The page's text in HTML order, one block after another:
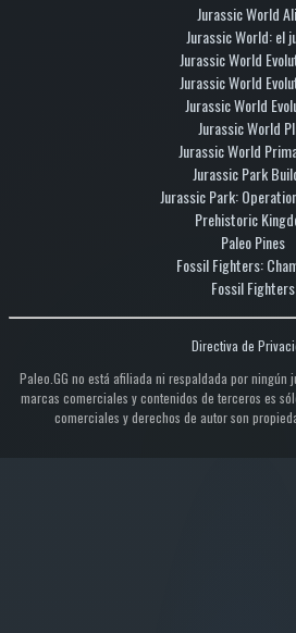
Jurassic World
Jurassic World: el
Jurassic World
Jurassic World
Jurassic World
Jurassic World
Jurassic World
Jurassic Park
Jurassic Park:
Prehistoric
Paleo Pines
Fossil Fighters:
Fossil Fighters
Paleo.GG no está afiliada ni respaldada por ningún
marcas comerciales y contenidos de terceros es
comerciales y derechos de autor son
Directiva de